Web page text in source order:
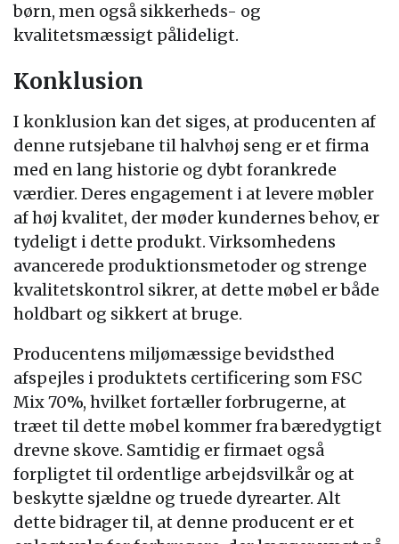
børn, men også sikkerheds- og
kvalitetsmæssigt pålideligt.
Konklusion
I konklusion kan det siges, at producenten af
denne rutsjebane til halvhøj seng er et firma
med en lang historie og dybt forankrede
værdier. Deres engagement i at levere møbler
af høj kvalitet, der møder kundernes behov, er
tydeligt i dette produkt. Virksomhedens
avancerede produktionsmetoder og strenge
kvalitetskontrol sikrer, at dette møbel er både
holdbart og sikkert at bruge.
Producentens miljømæssige bevidsthed
afspejles i produktets certificering som FSC
Mix 70%, hvilket fortæller forbrugerne, at
træet til dette møbel kommer fra bæredygtigt
drevne skove. Samtidig er firmaet også
forpligtet til ordentlige arbejdsvilkår og at
beskytte sjældne og truede dyrearter. Alt
dette bidrager til, at denne producent er et